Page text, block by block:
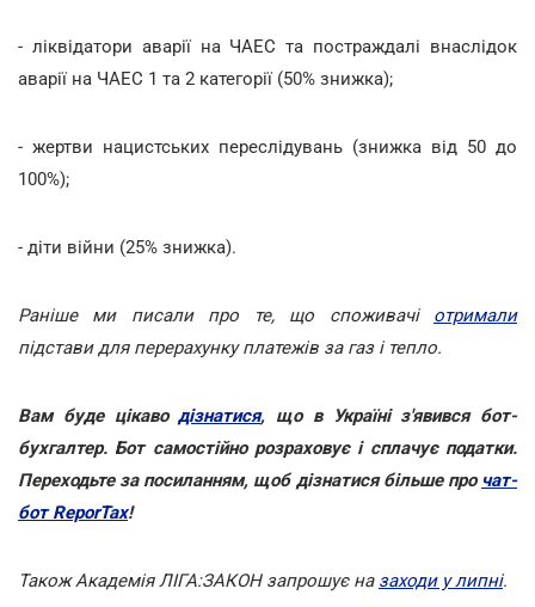
- ліквідатори аварії на ЧАЕС та постраждалі внаслідок
аварії на ЧАЕС 1 та 2 категорії (50% знижка);
- жертви нацистських переслідувань (знижка від 50 до
100%);
- діти війни (25% знижка).
Раніше ми писали про те, що споживачі отримали
підстави для перерахунку платежів за газ і тепло.
Вам буде цікаводізнатися, що в Україні з'явився бот-
бухгалтер. Бот самостійно розраховує і сплачує податки.
Переходьте за посиланням, щоб дізнатися більше про чат-
бот ReporTax!
Також Академія ЛІГА:ЗАКОН запрошує на заходи у липні.